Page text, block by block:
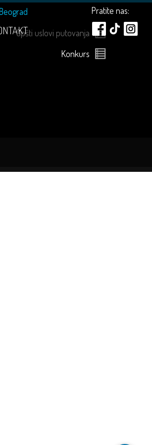
Pratite nas:
Opšti uslovi putovanja
Konkurs